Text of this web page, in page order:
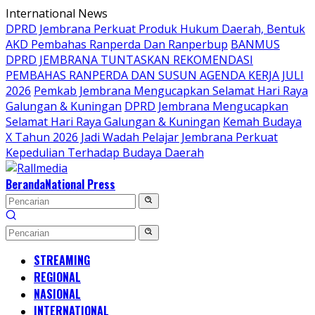
Langsung
ke
konten
International News
DPRD Jembrana Perkuat Produk Hukum Daerah, Bentuk
AKD Pembahas Ranperda Dan Ranperbup BANMUS
DPRD JEMBRANA TUNTASKAN REKOMENDASI
PEMBAHAS RANPERDA DAN SUSUN AGENDA KERJA JULI
2026 Pemkab Jembrana Mengucapkan Selamat Hari Raya
Galungan & Kuningan DPRD Jembrana Mengucapkan
Selamat Hari Raya Galungan & Kuningan Kemah Budaya
X Tahun 2026 Jadi Wadah Pelajar Jembrana Perkuat
Kepedulian Terhadap Budaya Daerah
BerandaNational Press
STREAMING
REGIONAL
NASIONAL
INTERNATIONAL